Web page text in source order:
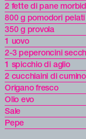
2 fette di pane
800 g pomodori pelati
350 g provola
1 uovo
2-3 peperoncini
1 spicchio di aglio
2 cucchiaini di
Origano fresco
Olio evo
Sale
Pepe